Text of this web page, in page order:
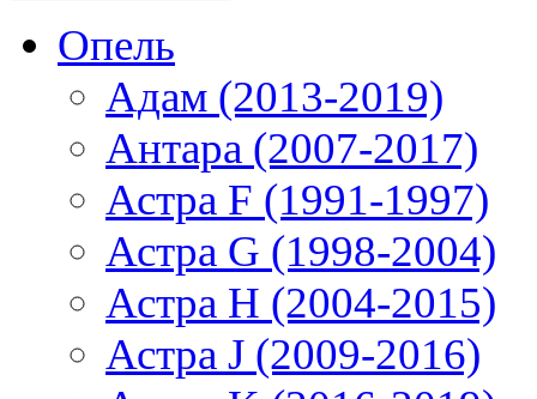
Опель
Адам (2013-2019)
Антара (2007-2017)
Астра F (1991-1997)
Астра G (1998-2004)
Астра H (2004-2015)
Астра J (2009-2016)